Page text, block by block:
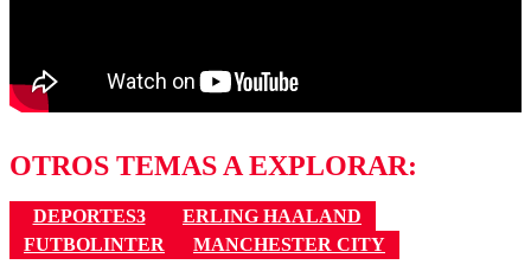
OTROS TEMAS A EXPLORAR:
DEPORTES3
ERLING HAALAND
FUTBOLINTER
MANCHESTER CITY